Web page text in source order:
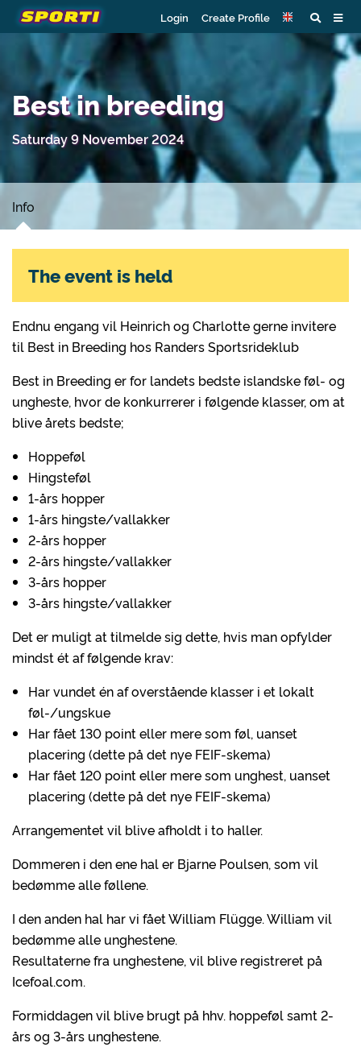
Login Create Profile
Best in breeding
Saturday 9 November 2024
Info
Endnu engang vil Heinrich og Charlotte gerne invitere
til Best in Breeding hos Randers Sportsrideklub
Best in Breeding er for landets bedste islandske føl- og
ungheste, hvor de konkurrerer i følgende klasser, om at
blive årets bedste;
Hoppeføl
Hingsteføl
1-års hopper
1-års hingste/vallakker
2-års hopper
2-års hingste/vallakker
3-års hopper
3-års hingste/vallakker
Det er muligt at tilmelde sig dette, hvis man opfylder
mindst ét af følgende krav:
Har vundet én af overstående klasser i et lokalt
føl-/ungskue
Har fået 130 point eller mere som føl, uanset
placering (dette på det nye FEIF-skema)
Har fået 120 point eller mere som unghest, uanset
placering (dette på det nye FEIF-skema)
Arrangementet vil blive afholdt i to haller.
Dommeren i den ene hal er Bjarne Poulsen, som vil
bedømme alle føllene.
I den anden hal har vi fået William Flügge. William vil
bedømme alle unghestene.
Resultaterne fra unghestene, vil blive registreret på
Icefoal.com.
Formiddagen vil blive brugt på hhv. hoppeføl samt 2-
års og 3-års unghestene.
The event is held